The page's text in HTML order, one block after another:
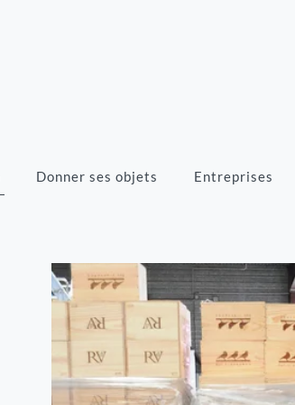
Donner ses objets Entreprises